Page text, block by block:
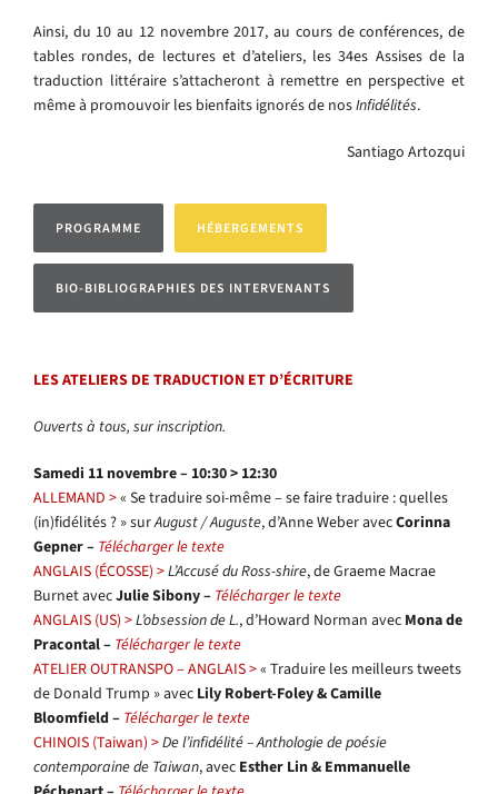
Ainsi, du 10 au 12 novembre 2017, au cours de conférences, de
tables rondes, de lectures et d’ateliers, les 34es Assises de la
traduction littéraire s’attacheront à remettre en perspective et
même à promouvoir les bienfaits ignorés de nosInfidélités.
Santiago Artozqui
PROGRAMME HÉBERGEMENTS
BIO-BIBLIOGRAPHIES DES INTERVENANTS
LES ATELIERS DE TRADUCTION ET D’ÉCRITURE
Ouverts à tous, sur inscription.
Samedi 11 novembre – 10:30 > 12:30
ALLEMAND >« Se traduire soi-même – se faire traduire : quelles
(in)fidélités ? » surAugust / Auguste, d’Anne Weber avecCorinna
Gepner – Télécharger le texte
ANGLAIS (ÉCOSSE) >L’Accusé du Ross-shire, de Graeme Macrae
Burnet avecJulie Sibony – Télécharger le texte
ANGLAIS (US) >L’obsession de L., d’Howard Norman avec Mona de
Pracontal – Télécharger le texte
ATELIER OUTRANSPO – ANGLAIS >« Traduire les meilleurs tweets
de Donald Trump » avec Lily Robert-Foley & Camille
Bloomfield – Télécharger le texte
CHINOIS (Taiwan) >De l’infidélité – Anthologie de poésie
contemporaine de Taiwan, avec Esther Lin & Emmanuelle